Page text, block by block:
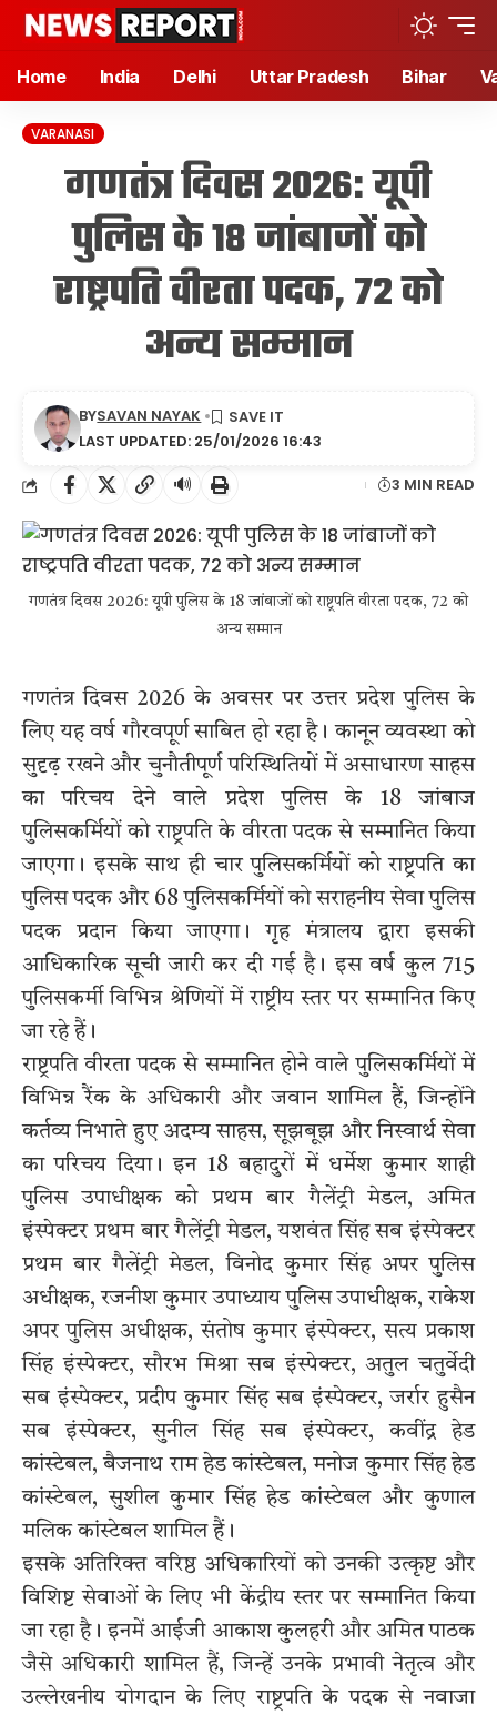
Home India Delhi Uttar Pradesh Bihar
VARANASI
गणतंत्र दिवस 2026: यूपी
पुलिस के 18 जांबाजों को
राष्ट्रपति वीरता पदक, 72 को
अन्य सम्मान
LAST UPDATED: 25/01/2026 16:43
BYSAVAN NAYAK
🔊 3 MIN READ
गणतंत्र दिवस 2026: यूपी पुलिस के 18 जांबाजों को राष्ट्रपति वीरता पदक, 72 को
अन्य सम्मान
गणतंत्र दिवस 2026 के अवसर पर उत्तर प्रदेश पुलिस के
लिए यह वर्ष गौरवपूर्ण साबित हो रहा है। कानून व्यवस्था को
सुदृढ़ रखने और चुनौतीपूर्ण परिस्थितियों में असाधारण साहस
का परिचय देने वाले प्रदेश पुलिस के 18 जांबाज
पुलिसकर्मियों को राष्ट्रपति के वीरता पदक से सम्मानित किया
जाएगा। इसके साथ ही चार पुलिसकर्मियों को राष्ट्रपति का
पुलिस पदक और 68 पुलिसकर्मियों को सराहनीय सेवा पुलिस
पदक प्रदान किया जाएगा। गृह मंत्रालय द्वारा इसकी
आधिकारिक सूची जारी कर दी गई है। इस वर्ष कुल 715
पुलिसकर्मी विभिन्न श्रेणियों में राष्ट्रीय स्तर पर सम्मानित किए
जा रहे हैं।
राष्ट्रपति वीरता पदक से सम्मानित होने वाले पुलिसकर्मियों में
विभिन्न रैंक के अधिकारी और जवान शामिल हैं, जिन्होंने
कर्तव्य निभाते हुए अदम्य साहस, सूझबूझ और निस्वार्थ सेवा
का परिचय दिया। इन 18 बहादुरों में धर्मेश कुमार शाही
पुलिस उपाधीक्षक को प्रथम बार गैलेंट्री मेडल, अमित
इंस्पेक्टर प्रथम बार गैलेंट्री मेडल, यशवंत सिंह सब इंस्पेक्टर
प्रथम बार गैलेंट्री मेडल, विनोद कुमार सिंह अपर पुलिस
अधीक्षक, रजनीश कुमार उपाध्याय पुलिस उपाधीक्षक, राकेश
अपर पुलिस अधीक्षक, संतोष कुमार इंस्पेक्टर, सत्य प्रकाश
सिंह इंस्पेक्टर, सौरभ मिश्रा सब इंस्पेक्टर, अतुल चतुर्वेदी
सब इंस्पेक्टर, प्रदीप कुमार सिंह सब इंस्पेक्टर, जर्रार हुसैन
सब इंस्पेक्टर, सुनील सिंह सब इंस्पेक्टर, कवींद्र हेड
कांस्टेबल, बैजनाथ राम हेड कांस्टेबल, मनोज कुमार सिंह हेड
कांस्टेबल, सुशील कुमार सिंह हेड कांस्टेबल और कुणाल
मलिक कांस्टेबल शामिल हैं।
इसके अतिरिक्त वरिष्ठ अधिकारियों को उनकी उत्कृष्ट और
विशिष्ट सेवाओं के लिए भी केंद्रीय स्तर पर सम्मानित किया
जा रहा है। इनमें आईजी आकाश कुलहरी और अमित पाठक
जैसे अधिकारी शामिल हैं, जिन्हें उनके प्रभावी नेतृत्व और
उल्लेखनीय योगदान के लिए राष्ट्रपति के पदक से नवाजा